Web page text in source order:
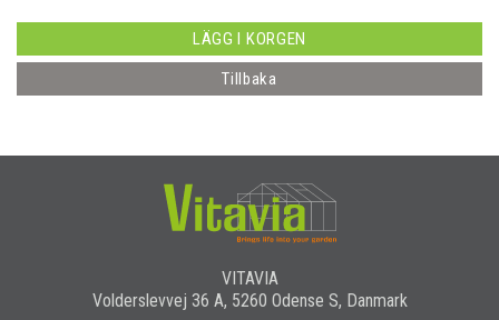
LÄGG I KORGEN
Tillbaka
VITAVIA
Volderslevvej 36 A, 5260 Odense S, Danmark